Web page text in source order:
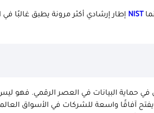
NIST إطار إرشادي أكثر مرونة يطبق غالبًا في
حماية البيانات في العصر الرقمي. فهو
آفاقًا واسعة للشركات في الأسواق